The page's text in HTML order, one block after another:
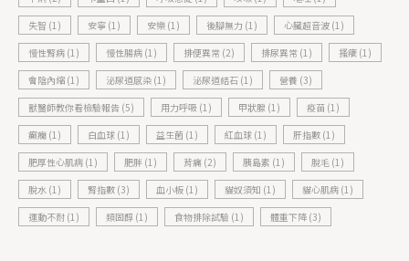
失智 (1) 安寧 (1) 安樂 (1) 後腳無力 (1) 心臟超音波 (1)
慢性腎病 (1) 慢性腸病 (1) 排便異常 (2) 排尿異常 (1) 搔癢 (1)
會陰內縮 (1) 泌尿道感染 (1) 泌尿道結石 (1) 營養 (3)
獸醫師教你看檢驗報告 (5) 用力呼吸 (1) 甲狀腺 (1) 疫苗 (1)
癲癇 (1) 白血球 (1) 益生菌 (1) 紅血球 (1) 肝指數 (1)
肥厚性心肌病 (1) 肥胖 (1) 背痛 (2) 胰島素 (1) 脫毛 (1)
脫水 (1) 腎指數 (3) 血小板 (1) 貓奴須知 (1) 貓心肌病 (1)
運動不耐 (1) 類固醇 (1) 食物排除試驗 (1) 體重下降 (3)